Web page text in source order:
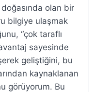
doğasında olan bir
bilgiye ulaşmak
“çok taraflı
sayesinde
geliştiğini, bu
kaynaklanan
görüyorum. Bu